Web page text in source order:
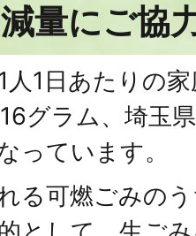
量にご協
1日あたりの
グラム、埼玉
っています。
る可燃ごみの